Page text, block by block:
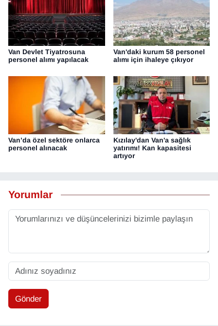
Van Devlet Tiyatrosuna
personel alımı yapılacak
Van'daki kurum 58 personel
alımı için ihaleye çıkıyor
Van’da özel sektöre onlarca
personel alınacak
Kızılay'dan Van'a sağlık
yatırımı! Kan kapasitesi
artıyor
Yorumlar
Gönder